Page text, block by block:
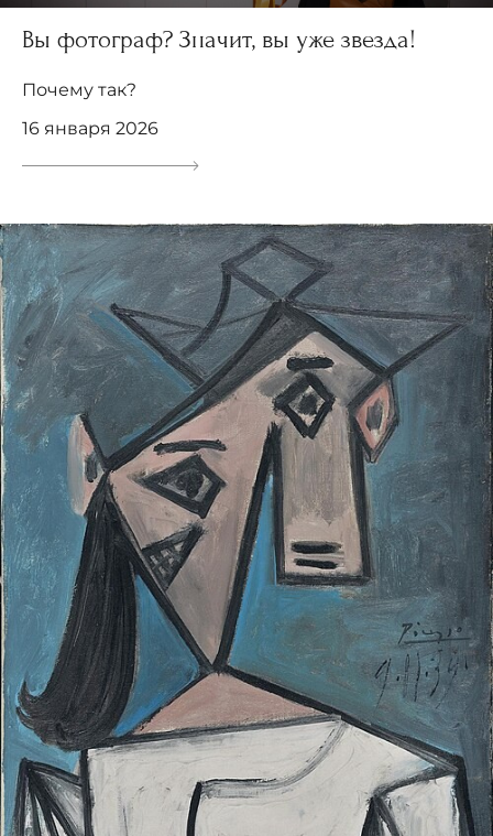
Вы фотограф? Значит, вы уже звезда!
Почему так?
16 января 2026